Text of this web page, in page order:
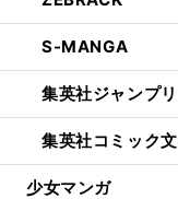
S-MANGA
集英社ジャンプ
集英社コミック
少女マンガ